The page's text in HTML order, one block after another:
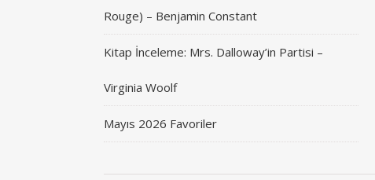
Rouge) – Benjamin Constant
Kitap İnceleme: Mrs. Dalloway’in Partisi –
Virginia Woolf
Mayıs 2026 Favoriler